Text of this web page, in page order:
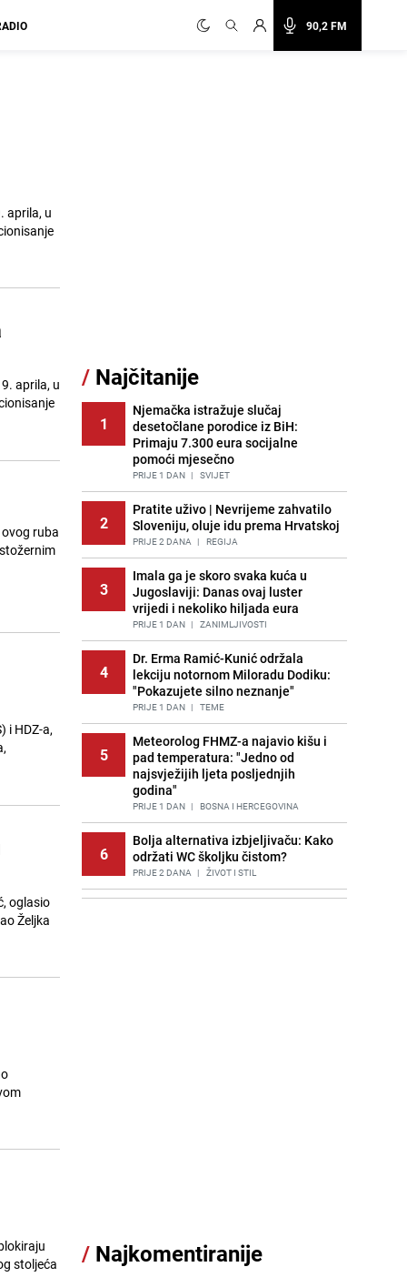
90,2 FM
aprila, u
aprila, u
ruba
i HDZ-a,
oglasio
Željka
stoljeća
/ Najčitanije
1
Njemačka istražuje slučaj
desetočlane porodice iz BiH:
Primaju 7.300 eura socijalne
pomoći mjesečno
PRIJE 1 DAN | SVIJET
2
Pratite uživo | Nevrijeme zahvatilo
Sloveniju, oluje idu prema Hrvatskoj
PRIJE 2 DANA | REGIJA
3
Imala ga je skoro svaka kuća u
Jugoslaviji: Danas ovaj luster
vrijedi i nekoliko hiljada eura
PRIJE 1 DAN | ZANIMLJIVOSTI
4
Dr. Erma Ramić-Kunić održala
lekciju notornom Miloradu Dodiku:
"Pokazujete silno neznanje"
PRIJE 1 DAN | TEME
5
Meteorolog FHMZ-a najavio kišu i
pad temperatura: "Jedno od
najsvježijih ljeta posljednjih
godina"
PRIJE 1 DAN | BOSNA I HERCEGOVINA
6
Bolja alternativa izbjeljivaču: Kako
održati WC školjku čistom?
PRIJE 2 DANA | ŽIVOT I STIL
11
listi: Ovo su lokacije prvih Lidl
/ Najkomentiranije